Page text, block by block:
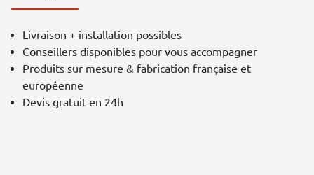
Livraison + installation possibles
Conseillers disponibles pour vous accompagner
Produits sur mesure & fabrication française et
européenne
Devis gratuit en 24h